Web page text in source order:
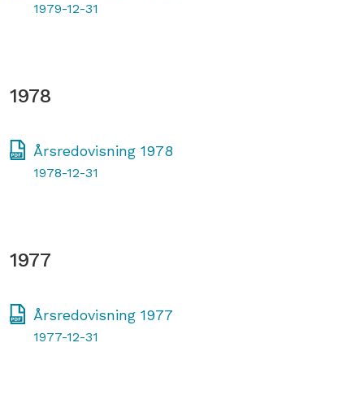
1979-12-31
1978
Årsredovisning 1978
1978-12-31
1977
Årsredovisning 1977
1977-12-31